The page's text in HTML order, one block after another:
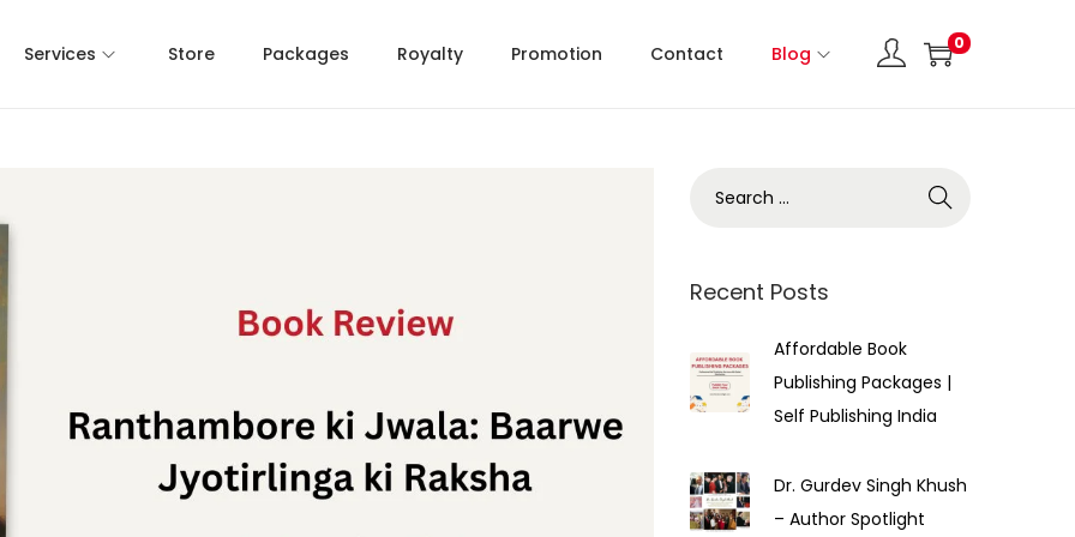
Services Store Packages Royalty Promotion Contact Blog 0
Recent Posts
Affordable Book
Publishing Packages |
Self Publishing India
Dr. Gurdev Singh Khush
– Author Spotlight